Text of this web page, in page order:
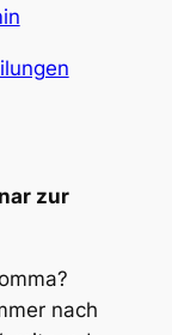
zur
nach